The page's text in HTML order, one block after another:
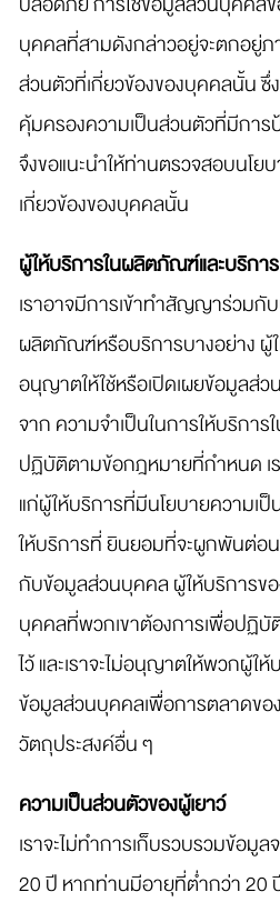
บุคคลที่สามดังกล่าวอยู่จะตกอยู่ภ
ส่วนตัวที่เกี่ยวข้องของบุคคลนั้น ซึ่
คุ้มครองความเป็นส่วนตัวที่มีการ
จึงขอแนะนำให้ท่านตรวจสอบนโ
เกี่ยวข้องของบุคคลนั้น
ผู้ให้บริการในผลิตภัณฑ์และบริการ
เราอาจมีการเข้าทำสัญญาร่วมกั
ผลิตภัณฑ์หรือบริการบางอย่าง ผู้ใ
อนุญาตให้ใช้หรือเปิดเผยข้อมูลส่
จาก ความจำเป็นในการให้บริการ
ปฏิบัติตามข้อกฎหมายที่กำหนด เ
แก่ผู้ให้บริการที่มีนโยบายความเ
ให้บริการที่ ยินยอมที่จะผูกพันต่อน
กับข้อมูลส่วนบุคคล ผู้ให้บริการขอ
บุคคลที่พวกเขาต้องการเพื่อปฏิ
ไว้ และเราจะไม่อนุญาตให้พวกผู้ใ
ข้อมูลส่วนบุคคลเพื่อการตลาดขอ
วัตถุประสงค์อื่น ๆ
ความเป็นส่วนตัวของผู้เยาว์
เราจะไม่ทำการเก็บรวบรวมข้อมู
20 ปี หากท่านมีอายุที่ต่ำกว่า 20